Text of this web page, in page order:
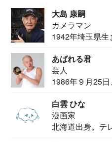
大島 康嗣
カメラマン
1942年埼玉県
あばれる君
芸人
1986年９月25
白雲 ひな
漫画家
北海道出身。テ